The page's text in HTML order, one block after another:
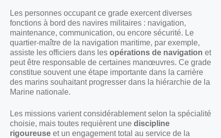
Les personnes occupant ce grade exercent diverses
fonctions à bord des navires militaires : navigation,
maintenance, communication, ou encore sécurité. Le
quartier-maître de la navigation maritime, par exemple,
assiste les officiers dans les opérations de navigation et
peut être responsable de certaines manœuvres. Ce grade
constitue souvent une étape importante dans la carrière
des marins souhaitant progresser dans la hiérarchie de la
Marine nationale.
Les missions varient considérablement selon la spécialité
choisie, mais toutes requièrent une discipline
rigoureuse et un engagement total au service de la